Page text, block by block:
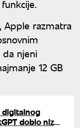
Apple razmatra
njeni
12 GB
digitalnog
dobio niz